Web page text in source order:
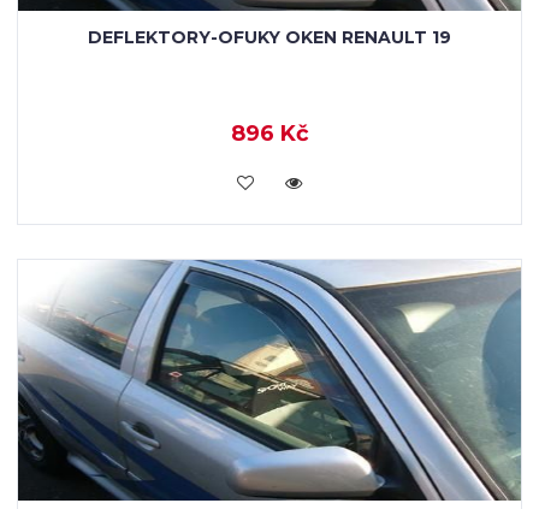
DEFLEKTORY-OFUKY OKEN RENAULT 19
896 Kč
KOUPIT